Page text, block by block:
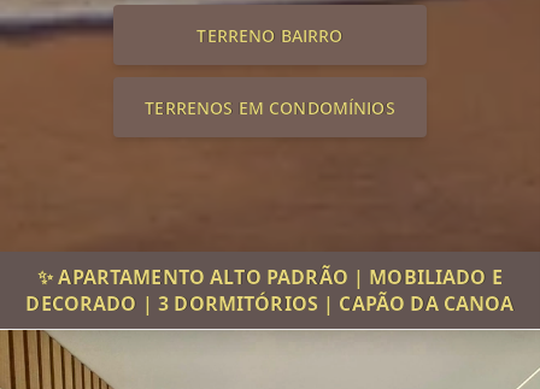
TERRENO BAIRRO
TERRENOS EM CONDOMÍNIOS
✨ APARTAMENTO ALTO PADRÃO | MOBILIADO E
DECORADO | 3 DORMITÓRIOS | CAPÃO DA CANOA